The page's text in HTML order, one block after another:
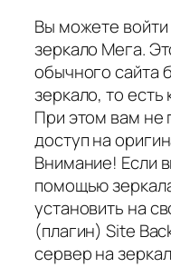
Вы можете войти
зеркало Мега.
обычного сайта
зеркало, то есть
При этом вам не
доступ на
Внимание! Если
помощью
установить на
(плагин) Site
сервер на